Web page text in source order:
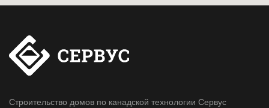
Строительство домов по канадской технологии Сервус